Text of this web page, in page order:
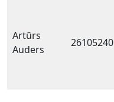
Artūrs
Auders
26105240